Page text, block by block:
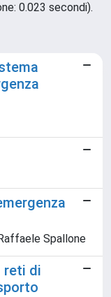
0.023 secondi).
Spallone
reti di